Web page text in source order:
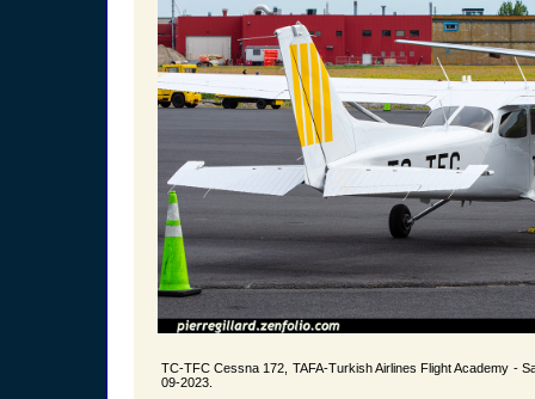
TC-TFC Cessna 172, TAFA-Turkish Airlines Flight Academy -
09-2023.